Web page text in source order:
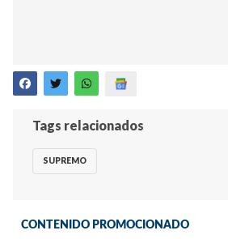
Tags relacionados
SUPREMO